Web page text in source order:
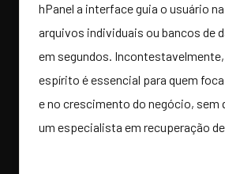
hPanel a interface guia o usuário
arquivos individuais ou bancos de
em segundos.
espírito é essencial para quem
e no crescimento do negócio, sem
um especialista em recuperação